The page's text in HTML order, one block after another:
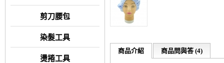
剪刀腰包
染髮工具
燙捲工具
商品介紹 商品問與答 (4)